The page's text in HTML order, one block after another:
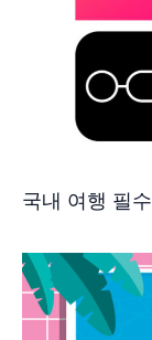
국내 여행 필